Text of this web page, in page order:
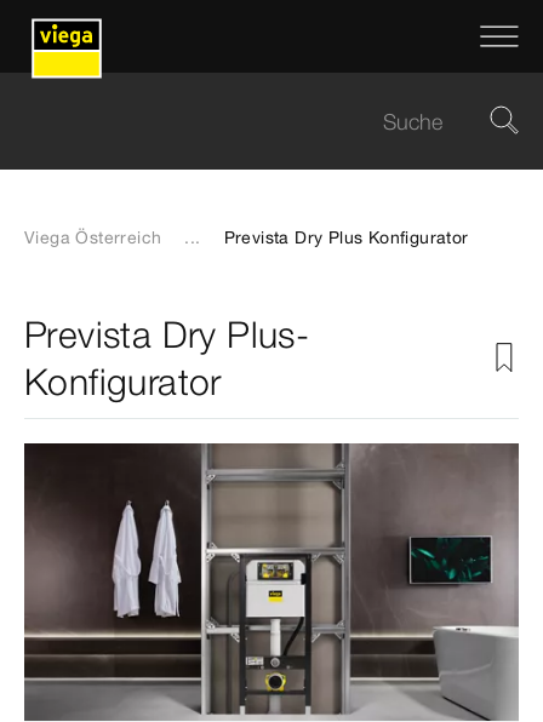
Viega Österreich ... Prevista Dry Plus Konfigurator
Prevista Dry Plus-
Konfigurator